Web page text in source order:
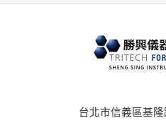
台北市信義區基